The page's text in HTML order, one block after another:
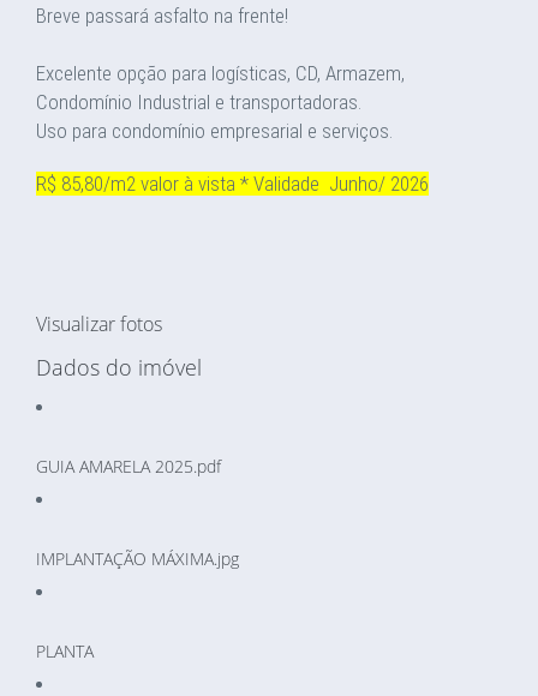
Breve passará asfalto na frente!
Excelente opção para logísticas, CD, Armazem,
Condomínio Industrial e transportadoras.
Uso para condomínio empresarial e serviços.
R$ 85,80/m2 valor à vista * Validade Junho/ 2026
Visualizar fotos
Dados do imóvel
GUIA AMARELA 2025.pdf
IMPLANTAÇÃO MÁXIMA.jpg
PLANTA